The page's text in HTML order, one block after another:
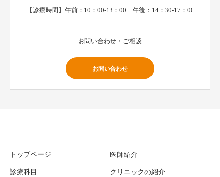
【診療時間】午前：10：00-13：00 午後：14：30-17：00
お問い合わせ・ご相談
お問い合わせ
トップページ 医師紹介
診療科目 クリニックの紹介